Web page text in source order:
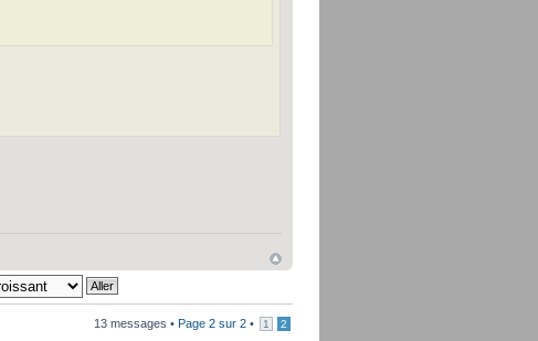
13 messages • Page 2 sur 2 • 1 2